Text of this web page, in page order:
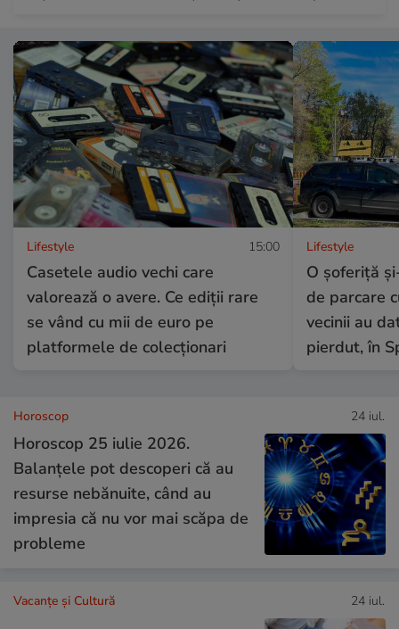
Lifestyle 15:00
Casetele audio vechi care
valorează o avere. Ce ediții rare
se vând cu mii de euro pe
platformele de colecționari
Lifestyle
O șoferiță
de parcare
vecinii au
pierdut, în
Horoscop 24 iul.
Horoscop 25 iulie 2026.
Balanțele pot descoperi că au
resurse nebănuite, când au
impresia că nu vor mai scăpa de
probleme
Vacanțe și Cultură 24 iul.